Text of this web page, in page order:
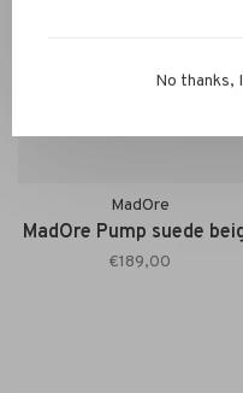
MadOre
MadOre Pump suede
€189,00
No thanks,